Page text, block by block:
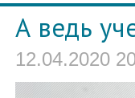
А ведь
12.04.2020